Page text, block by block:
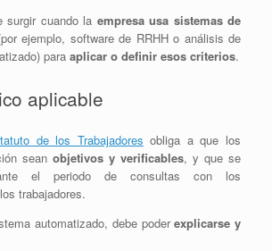
surgir cuando la empresa usa sistemas de
ejemplo, software de RRHH o análisis de
para aplicar o definir esos criterios.
aplicable
de los Trabajadores obliga a que los
sean objetivos y verificables, y que se
el periodo de consultas con los
trabajadores.
automatizado, debe poderexplicarse y